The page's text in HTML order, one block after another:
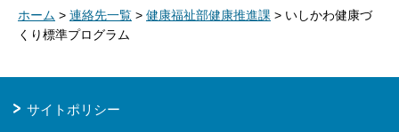
ホーム > 連絡先一覧 > 健康福祉部健康推進課 > いしかわ健康づ
くり標準プログラム
サイトポリシー